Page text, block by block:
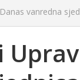
vanredna